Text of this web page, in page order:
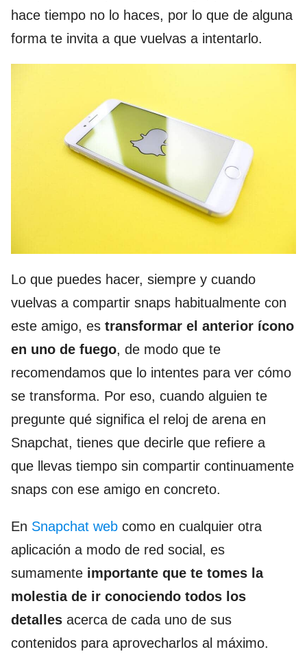
hace tiempo no lo haces, por lo que de alguna
forma te invita a que vuelvas a intentarlo.
Lo que puedes hacer, siempre y cuando
vuelvas a compartir snaps habitualmente con
este amigo, es transformar el anterior ícono
en uno de fuego, de modo que te
recomendamos que lo intentes para ver cómo
se transforma. Por eso, cuando alguien te
pregunte qué significa el reloj de arena en
Snapchat, tienes que decirle que refiere a
que llevas tiempo sin compartir continuamente
snaps con ese amigo en concreto.
En Snapchat web como en cualquier otra
aplicación a modo de red social, es
sumamente importante que te tomes la
molestia de ir conociendo todos los
detalles acerca de cada uno de sus
contenidos para aprovecharlos al máximo.